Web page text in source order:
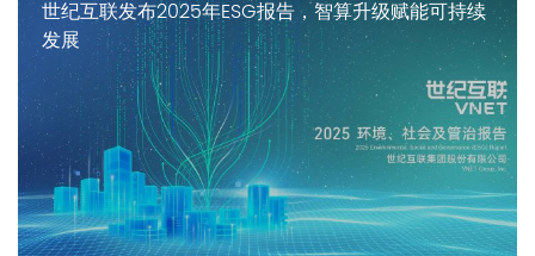
世纪互联发布2025年ESG报告，智算升级赋能可持续
发展